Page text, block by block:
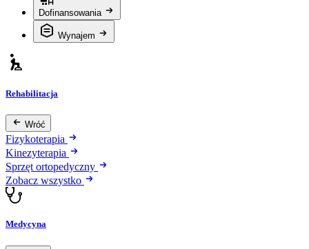
Dofinansowania
Wynajem
Rehabilitacja
Wróć
Fizykoterapia
Kinezyterapia
Sprzęt ortopedyczny
Zobacz wszystko
Medycyna